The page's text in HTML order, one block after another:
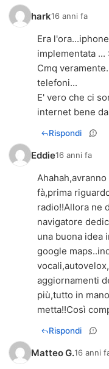
hark16 anni fa
Era
implementata ...
Cmq
telefoni...
E' vero che ci
internet bene
Rispondi
Eddie16 anni fa
fà,prima
radio!!Allora ne
navigatore
una buona idea
google
aggiornamenti
più,tutto in
metta!!Così
Rispondi
Matteo G.16 anni